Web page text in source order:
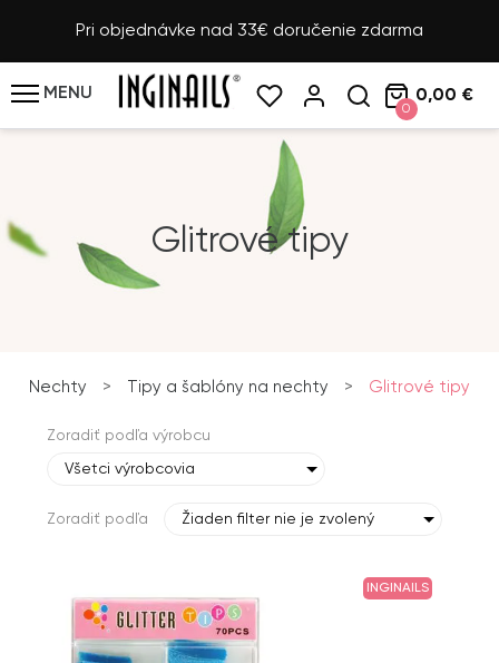
Pri objednávke nad 33€ doručenie zdarma
MENU
0
0,00 €
Glitrové tipy
Nechty > Tipy a šablóny na nechty > Glitrové tipy
Zoradiť podľa výrobcu
Všetci výrobcovia
Zoradiť podľa Žiaden filter nie je zvolený
INGINAILS